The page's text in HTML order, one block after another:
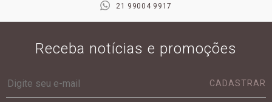
21 99004 9917
Receba notícias e promoções
CADASTRAR